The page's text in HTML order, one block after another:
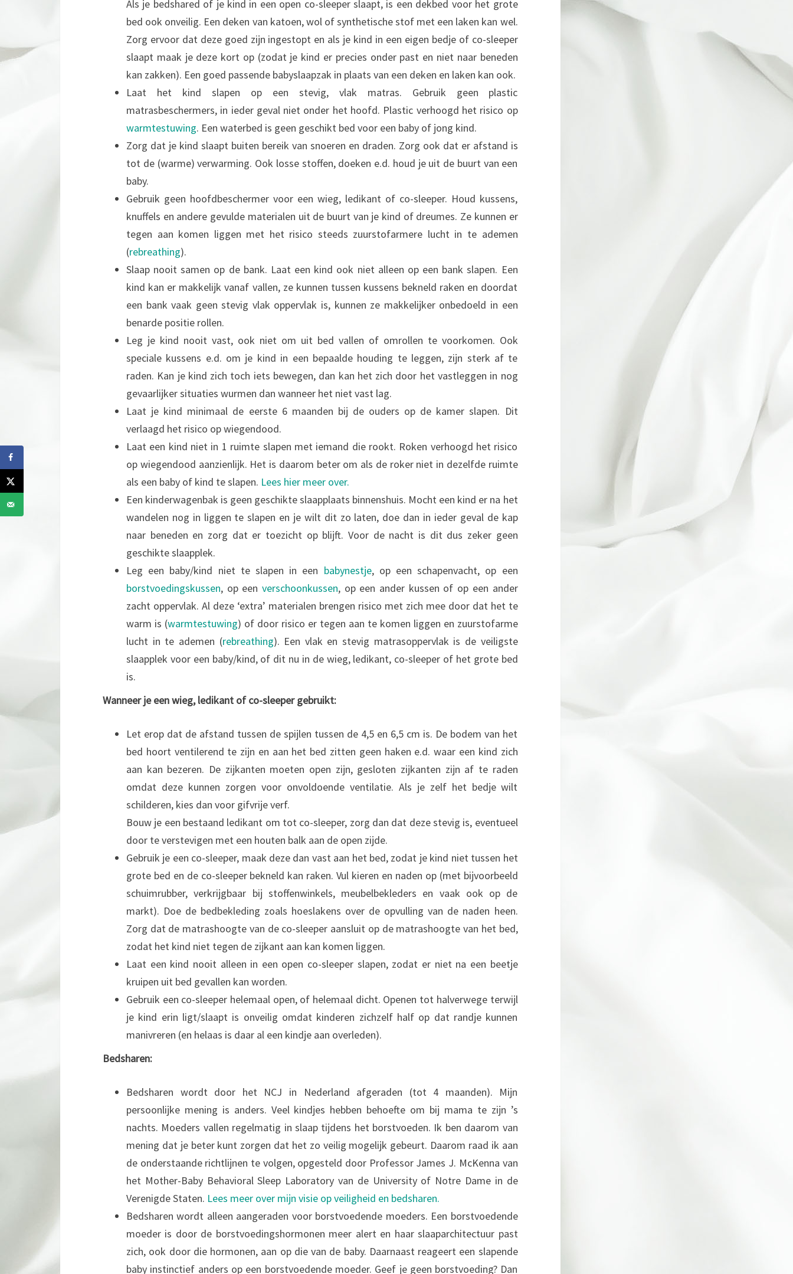
Als je bedshared of je kind in een open co-sleeper slaapt, is een dekbed voor het grote
bed ook onveilig. Een deken van katoen, wol of synthetische stof met een laken kan wel.
Zorg ervoor dat deze goed zijn ingestopt en als je kind in een eigen bedje of co-sleeper
slaapt maak je deze kort op (zodat je kind er precies onder past en niet naar beneden
kan zakken). Een goed passende babyslaapzak in plaats van een deken en laken kan ook.
Laat het kind slapen op een stevig, vlak matras. Gebruik geen plastic
matrasbeschermers, in ieder geval niet onder het hoofd. Plastic verhoogd het risico op
warmtestuwing. Een waterbed is geen geschikt bed voor een baby of jong kind.
Zorg dat je kind slaapt buiten bereik van snoeren en draden. Zorg ook dat er afstand is
tot de (warme) verwarming. Ook losse stoffen, doeken e.d. houd je uit de buurt van een
baby.
Gebruik geen hoofdbeschermer voor een wieg, ledikant of co-sleeper. Houd kussens,
knuffels en andere gevulde materialen uit de buurt van je kind of dreumes. Ze kunnen er
tegen aan komen liggen met het risico steeds zuurstofarmere lucht in te ademen
(rebreathing).
Slaap nooit samen op de bank. Laat een kind ook niet alleen op een bank slapen. Een
kind kan er makkelijk vanaf vallen, ze kunnen tussen kussens bekneld raken en doordat
een bank vaak geen stevig vlak oppervlak is, kunnen ze makkelijker onbedoeld in een
benarde positie rollen.
Leg je kind nooit vast, ook niet om uit bed vallen of omrollen te voorkomen. Ook
speciale kussens e.d. om je kind in een bepaalde houding te leggen, zijn sterk af te
raden. Kan je kind zich toch iets bewegen, dan kan het zich door het vastleggen in nog
gevaarlijker situaties wurmen dan wanneer het niet vast lag.
Laat je kind minimaal de eerste 6 maanden bij de ouders op de kamer slapen. Dit
verlaagd het risico op wiegendood.
Laat een kind niet in 1 ruimte slapen met iemand die rookt. Roken verhoogd het risico
op wiegendood aanzienlijk. Het is daarom beter om als de roker niet in dezelfde ruimte
als een baby of kind te slapen. Lees hier meer over.
Een kinderwagenbak is geen geschikte slaapplaats binnenshuis. Mocht een kind er na het
wandelen nog in liggen te slapen en je wilt dit zo laten, doe dan in ieder geval de kap
naar beneden en zorg dat er toezicht op blijft. Voor de nacht is dit dus zeker geen
geschikte slaapplek.
Leg een baby/kind niet te slapen in een babynestje, op een schapenvacht, op een
borstvoedingskussen, op eenverschoonkussen, op een ander kussen of op een ander
zacht oppervlak. Al deze ‘extra’ materialen brengen risico met zich mee door dat het te
warm is (warmtestuwing) of door risico er tegen aan te komen liggen en zuurstofarme
lucht in te ademen (rebreathing). Een vlak en stevig matrasoppervlak is de veiligste
slaapplek voor een baby/kind, of dit nu in de wieg, ledikant, co-sleeper of het grote bed
is.
Wanneer je een wieg, ledikant of co-sleeper gebruikt:
Let erop dat de afstand tussen de spijlen tussen de 4,5 en 6,5 cm is. De bodem van het
bed hoort ventilerend te zijn en aan het bed zitten geen haken e.d. waar een kind zich
aan kan bezeren. De zijkanten moeten open zijn, gesloten zijkanten zijn af te raden
omdat deze kunnen zorgen voor onvoldoende ventilatie. Als je zelf het bedje wilt
schilderen, kies dan voor gifvrije verf.
Bouw je een bestaand ledikant om tot co-sleeper, zorg dan dat deze stevig is, eventueel
door te verstevigen met een houten balk aan de open zijde.
Gebruik je een co-sleeper, maak deze dan vast aan het bed, zodat je kind niet tussen het
grote bed en de co-sleeper bekneld kan raken. Vul kieren en naden op (met bijvoorbeeld
schuimrubber, verkrijgbaar bij stoffenwinkels, meubelbekleders en vaak ook op de
markt). Doe de bedbekleding zoals hoeslakens over de opvulling van de naden heen.
Zorg dat de matrashoogte van de co-sleeper aansluit op de matrashoogte van het bed,
zodat het kind niet tegen de zijkant aan kan komen liggen.
Laat een kind nooit alleen in een open co-sleeper slapen, zodat er niet na een beetje
kruipen uit bed gevallen kan worden.
Gebruik een co-sleeper helemaal open, of helemaal dicht. Openen tot halverwege terwijl
je kind erin ligt/slaapt is onveilig omdat kinderen zichzelf half op dat randje kunnen
manivreren (en helaas is daar al een kindje aan overleden).
Bedsharen:
Bedsharen wordt door het NCJ in Nederland afgeraden (tot 4 maanden). Mijn
persoonlijke mening is anders. Veel kindjes hebben behoefte om bij mama te zijn ’s
nachts. Moeders vallen regelmatig in slaap tijdens het borstvoeden. Ik ben daarom van
mening dat je beter kunt zorgen dat het zo veilig mogelijk gebeurt. Daarom raad ik aan
de onderstaande richtlijnen te volgen, opgesteld door Professor James J. McKenna van
het Mother-Baby Behavioral Sleep Laboratory van de University of Notre Dame in de
Verenigde Staten. Lees meer over mijn visie op veiligheid en bedsharen.
Bedsharen wordt alleen aangeraden voor borstvoedende moeders. Een borstvoedende
moeder is door de borstvoedingshormonen meer alert en haar slaaparchitectuur past
zich, ook door die hormonen, aan op die van de baby. Daarnaast reageert een slapende
baby instinctief anders op een borstvoedende moeder. Geef je geen borstvoeding? Dan